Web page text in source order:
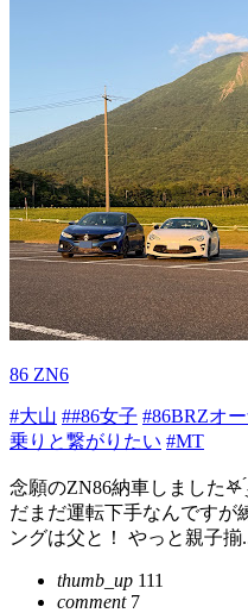
86 ZN6
#大山 ##86女子 #86BRZオ
乗りと繋がりたい #MT
念願のZN86納車しました‎‎𖤐
だまだ運転下手なんですが
ングは父と！ やっと親子揃
thumb_up 111
comment7